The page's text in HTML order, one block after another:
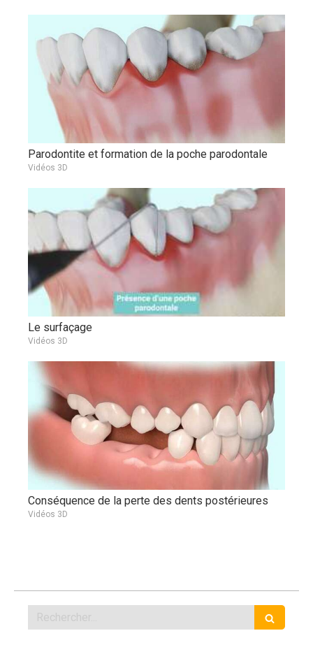
Parodontite et formation de la poche parodontale
Vidéos 3D
Le surfaçage
Vidéos 3D
Conséquence de la perte des dents postérieures
Vidéos 3D